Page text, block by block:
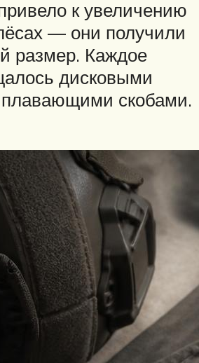
к увеличению
— они получили
размер. Каждое
дисковыми
скобами.